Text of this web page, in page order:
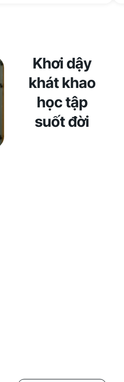
Khơi dậy
khát khao
học tập
suốt đời